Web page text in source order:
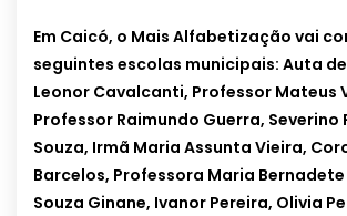
Em Caicó, o Mais Alfabetização vai
seguintes escolas municipais: Auta
Leonor Cavalcanti, Professor Mateus
Professor Raimundo Guerra, Severino
Souza, Irmã Maria Assunta Vieira,
Barcelos, Professora Maria
Souza Ginane, Ivanor Pereira, Olivia